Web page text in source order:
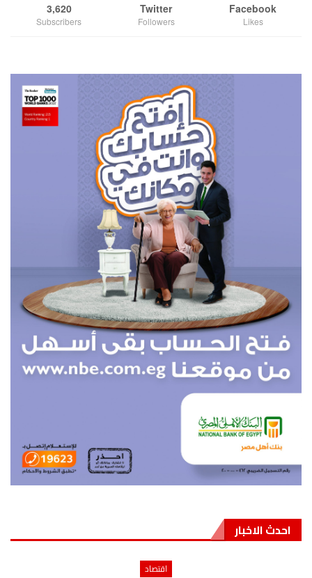
Facebook
Likes
Twitter
Followers
3,620
Subscribers
احدث الاخبار
اقتصاد